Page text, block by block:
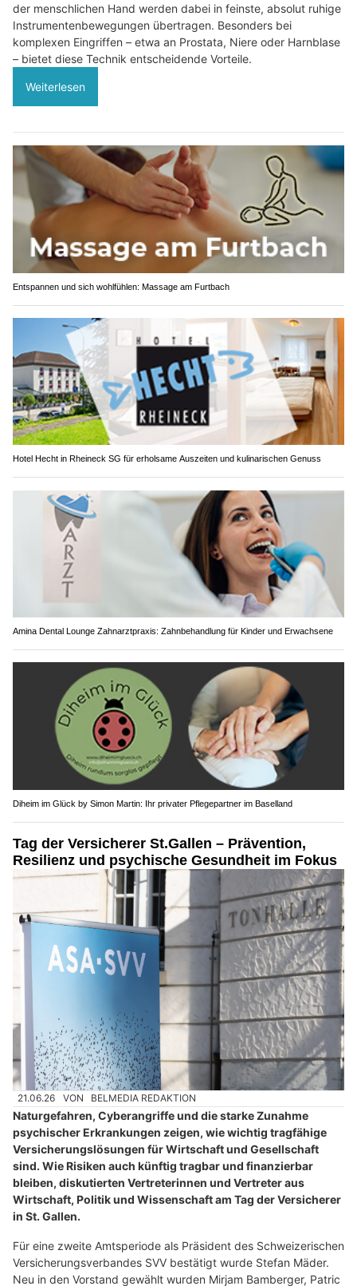
der menschlichen Hand werden dabei in feinste, absolut ruhige
Instrumentenbewegungen übertragen. Besonders bei
komplexen Eingriffen – etwa an Prostata, Niere oder Harnblase
– bietet diese Technik entscheidende Vorteile.
Weiterlesen
Entspannen und sich wohlfühlen: Massage am Furtbach
Hotel Hecht in Rheineck SG für erholsame Auszeiten und kulinarischen Genuss
Amina Dental Lounge Zahnarztpraxis: Zahnbehandlung für Kinder und Erwachsene
Diheim im Glück by Simon Martin: Ihr privater Pflegepartner im Baselland
Tag der Versicherer St.Gallen – Prävention,
Resilienz und psychische Gesundheit im Fokus
21.06.26 VON BELMEDIA REDAKTION
Naturgefahren, Cyberangriffe und die starke Zunahme
psychischer Erkrankungen zeigen, wie wichtig tragfähige
Versicherungslösungen für Wirtschaft und Gesellschaft
sind. Wie Risiken auch künftig tragbar und finanzierbar
bleiben, diskutierten Vertreterinnen und Vertreter aus
Wirtschaft, Politik und Wissenschaft am Tag der Versicherer
in St. Gallen.
Für eine zweite Amtsperiode als Präsident des Schweizerischen
Versicherungsverbandes SVV bestätigt wurde Stefan Mäder.
Neu in den Vorstand gewählt wurden Mirjam Bamberger, Patric